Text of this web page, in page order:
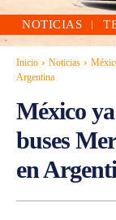
NOTICIAS
Inicio Noticias
Argentina
México
buses
en